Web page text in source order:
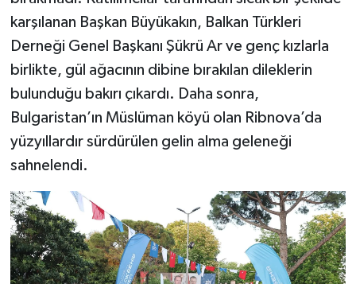
karşılanan Başkan Büyükakın, Balkan Türkleri
Derneği Genel Başkanı Şükrü Ar ve genç kızlarla
birlikte, gül ağacının dibine bırakılan dileklerin
bulunduğu bakırı çıkardı. Daha sonra,
Bulgaristan’ın Müslüman köyü olan Ribnova’da
yüzyıllardır sürdürülen gelin alma geleneği
sahnelendi.